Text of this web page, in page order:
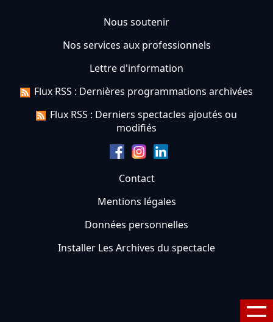
Nous soutenir
Nos services aux professionnels
Lettre d'information
Flux RSS : Dernières programmations archivées
Flux RSS : Derniers spectacles ajoutés ou
modifiés
Contact
Mentions légales
Données personnelles
Installer Les Archives du spectacle